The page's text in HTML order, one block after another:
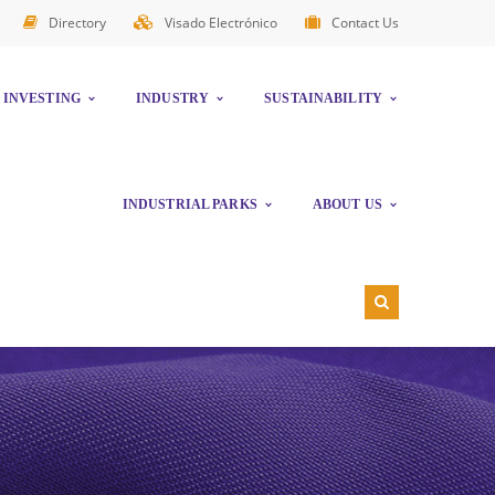
Directory Visado Electrónico Contact Us
INVESTING INDUSTRY SUSTAINABILITY
INDUSTRIAL PARKS
FREE ZONE
VALLEY ADVANCED MANUFACTURING HUB
ABOUT US
AFFILIATE DIRECTORY
ANNUAL REPORTS